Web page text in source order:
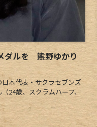
ダルを 熊野ゆかり
本代表・サクラセブンズ
24歳、スクラムハーフ、